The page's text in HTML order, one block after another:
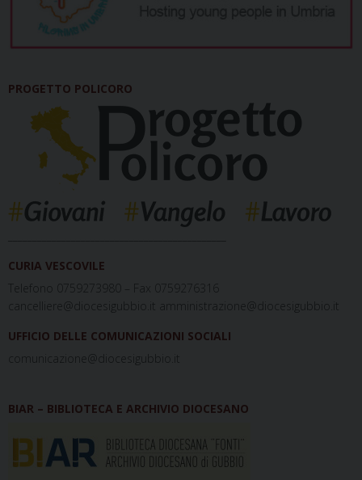
PROGETTO POLICORO
CURIA VESCOVILE
Telefono 0759273980 – Fax 0759276316
cancelliere@diocesigubbio.it amministrazione@diocesigubbio.it
UFFICIO DELLE COMUNICAZIONI SOCIALI
comunicazione@diocesigubbio.it
BIAR – BIBLIOTECA E ARCHIVIO DIOCESANO